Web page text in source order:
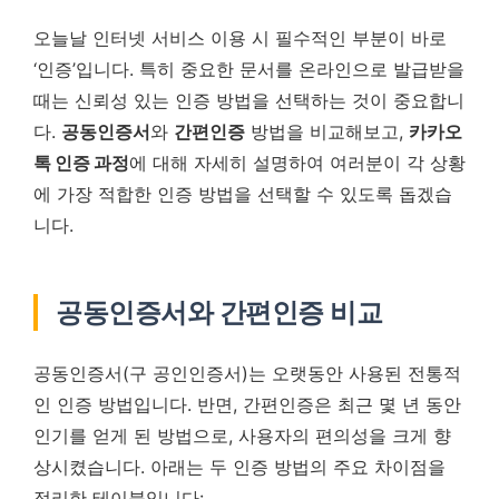
오늘날 인터넷 서비스 이용 시 필수적인 부분이 바로
‘인증’입니다. 특히 중요한 문서를 온라인으로 발급받을
때는 신뢰성 있는 인증 방법을 선택하는 것이 중요합니
다. 공동인증서와 간편인증 방법을 비교해보고, 카카오
톡 인증 과정에 대해 자세히 설명하여 여러분이 각 상황
에 가장 적합한 인증 방법을 선택할 수 있도록 돕겠습
니다.
공동인증서와 간편인증 비교
공동인증서(구 공인인증서)는 오랫동안 사용된 전통적
인 인증 방법입니다. 반면, 간편인증은 최근 몇 년 동안
인기를 얻게 된 방법으로, 사용자의 편의성을 크게 향
상시켰습니다. 아래는 두 인증 방법의 주요 차이점을